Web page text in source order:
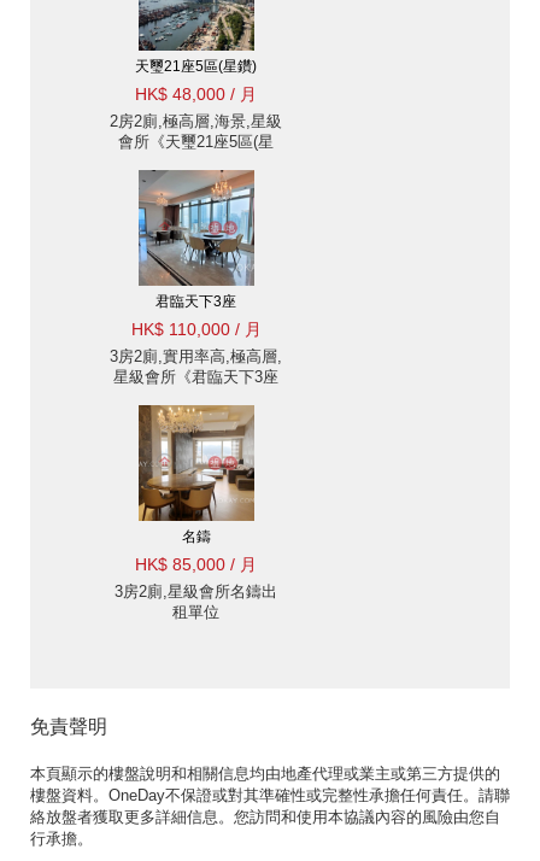
天璽21座5區(星鑽)
HK$ 48,000 / 月
2房2廁,極高層,海景,星級
會所《天璽21座5區(星
君臨天下3座
HK$ 110,000 / 月
3房2廁,實用率高,極高層,
星級會所《君臨天下3座
名鑄
HK$ 85,000 / 月
3房2廁,星級會所名鑄出
租單位
免責聲明
本頁顯示的樓盤說明和相關信息均由地產代理或業主或第三方提供的
樓盤資料。OneDay不保證或對其準確性或完整性承擔任何責任。請聯
絡放盤者獲取更多詳細信息。您訪問和使用本協議內容的風險由您自
行承擔。